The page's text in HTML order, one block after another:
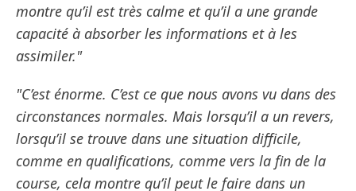
montre qu’il est très calme et qu’il a une grande
capacité à absorber les informations et à les
assimiler."
"C’est énorme. C’est ce que nous avons vu dans des
circonstances normales. Mais lorsqu’il a un revers,
lorsqu’il se trouve dans une situation difficile,
comme en qualifications, comme vers la fin de la
course, cela montre qu’il peut le faire dans un